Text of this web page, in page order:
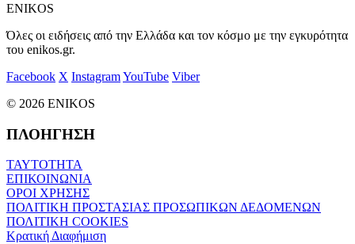
ENIKOS
Όλες οι ειδήσεις από την Ελλάδα και τον κόσμο με την εγκυρότητα
του enikos.gr.
Facebook X InstagramYouTube Viber
© 2026 ENIKOS
ΠΛΟΗΓΗΣΗ
ΤΑΥΤΟΤΗΤΑ
ΕΠΙΚΟΙΝΩΝΙΑ
ΟΡΟΙ ΧΡΗΣΗΣ
ΠΟΛΙΤΙΚΗ ΠΡΟΣΤΑΣΙΑΣ ΠΡΟΣΩΠΙΚΩΝ ΔΕΔΟΜΕΝΩΝ
ΠΟΛΙΤΙΚΗ COOKIES
Κρατική Διαφήμιση